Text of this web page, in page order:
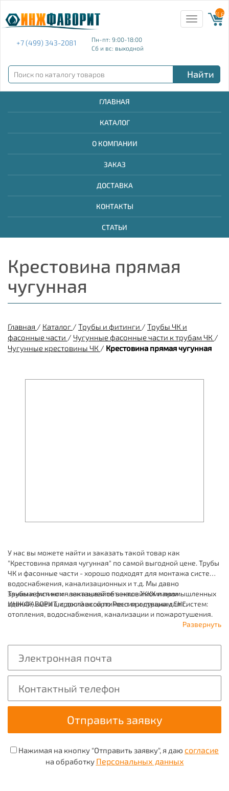
+7 (499) 343-2081
Пн-пт: 9:00-18:00
Сб и вс: выходной
Toggle
navigation
{{
Найти
ГЛАВНАЯ
КАТАЛОГ
О КОМПАНИИ
ЗАКАЗ
ДОСТАВКА
КОНТАКТЫ
СТАТЬИ
Крестовина прямая
чугунная
Главная / Каталог / Трубы и фитинги / Трубы ЧК и
фасонные части / Чугунные фасонные части к трубам ЧК /
Чугунные крестовины ЧК / Крестовина прямая чугунная
У нас вы можете найти и заказать такой товар как
"Крестовина прямая чугунная" по самой выгодной цене. Трубы
ЧК и фасонные части - хорошо подходят для монтажа систем
водоснабжения, канализационных и т.д. Мы давно
занимаемся комплектацией объектов ЖКХ и промышленных
зданий, имея широкий ассортимент продукции для систем:
отопления, водоснабжения, канализации и пожаротушения.
Трубы и фитинги - заказывайте в нашей компании
ИНЖФАВОРИТ, с доставкой по России и странам СНГ.
Развернуть
Нажимая на кнопку "Отправить заявку", я даю согласие
на обработку Персональных данных